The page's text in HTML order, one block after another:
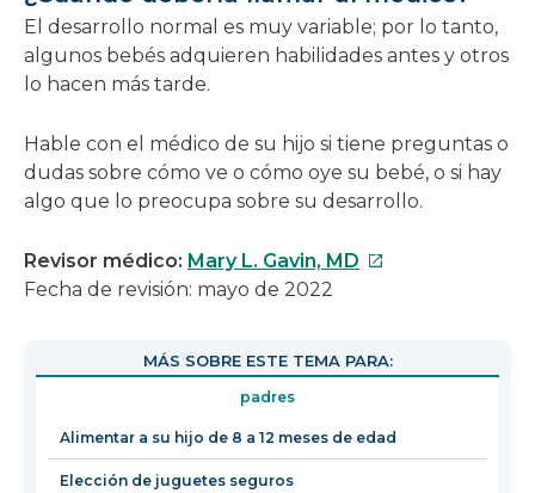
El desarrollo normal es muy variable; por lo tanto,
algunos bebés adquieren habilidades antes y otros
lo hacen más tarde.
Hable con el médico de su hijo si tiene preguntas o
dudas sobre cómo ve o cómo oye su bebé, o si hay
algo que lo preocupa sobre su desarrollo.
Revisor médico: Mary L. Gavin, MD Este
en
nueva
ventana
Fecha de revisión: mayo de 2022
MÁS SOBRE ESTE TEMA PARA:
padres
Alimentar a su hijo de 8 a 12 meses de edad
Elección de juguetes seguros